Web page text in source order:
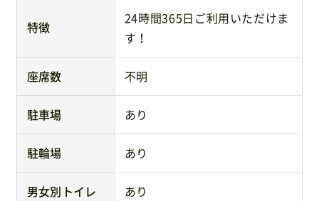
特徴
24時間365日ご利用いただけま
す！
座席数 不明
駐車場 あり
駐輪場 あり
男女別トイレ あり